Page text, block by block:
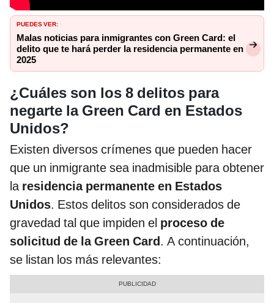
PUEDES VER:
Malas noticias para inmigrantes con Green Card: el
delito que te hará perder la residencia permanente en
2025
¿Cuáles son los 8 delitos para
negarte la Green Card en Estados
Unidos?
Existen diversos crímenes que pueden hacer
que un inmigrante sea inadmisible para obtener
la residencia permanente en Estados
Unidos. Estos delitos son considerados de
gravedad tal que impiden el proceso de
solicitud de la Green Card. A continuación,
se listan los más relevantes: